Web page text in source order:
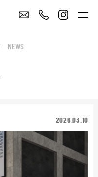
NEWS
2026.03.10